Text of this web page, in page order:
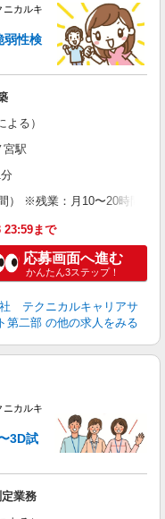
カルキ
弱性検
る）
宮駅
） ※残業：月10〜20時間程
23:59まで
応募画面へ進む
かんたん3ステップ！
テクニカルキャリアサ
第二部 の他の求人をみる
カルキ
3D試
業務